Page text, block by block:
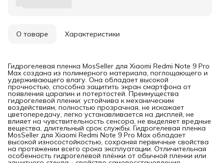
О товаре Характеристики
Гидрогелевая пленка MosSeller для Xiaomi Redmi Note 9 Pro
Max создана из полимерного материала, поглощающего и
удерживающего влагу. Она обладает высокой
прочностью, способна защитить экран смартфона от
появления царапин и потертостей. Преимущества
гидрогелевой пленки: устойчива к механическим
воздействиям, полностью прозрачная, не искажает
цветопередачу, легко устанавливается на дисплей, не
влияет на чувствительность сенсора, не выделяет вредные
вещества, длительный срок службы. Гидрогелевая пленка
MosSeller для Xiaomi Redmi Note 9 Pro Max обладает
высокой износостойкостью, сохраняя первичные свойства
на протяжении всего срока эксплуатации. Отличительная
особенность гидрогелевой плёнки от обычной пленки или